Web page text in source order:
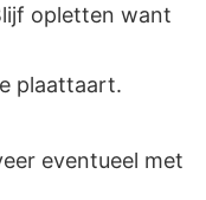
opletten want
plaattaart.
eventueel met